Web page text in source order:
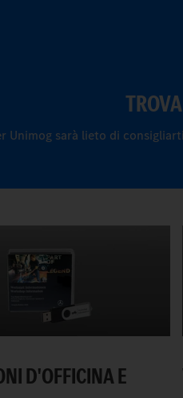
Unimog sarà lieto di
D'OFFICINA E